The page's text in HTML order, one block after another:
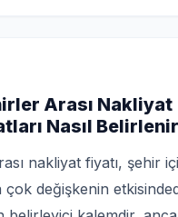
Arası Nakliyat
Nasıl
nakliyat fiyatı, şehir
çok değişkenin